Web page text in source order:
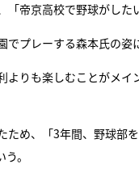
帝京高校で野球がした
プレーする森本氏の姿
よりも楽しむことがメ
め、「3年間、野球部
。